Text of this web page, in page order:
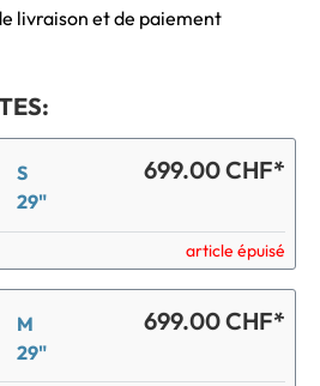
livraison et de paiement
S
29"
699.00 CHF*
article épuisé
M
29"
699.00 CHF*